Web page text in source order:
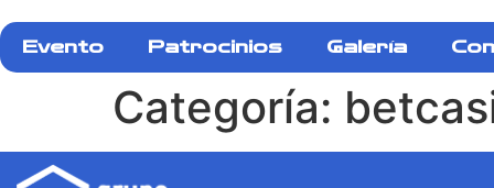
Evento Patrocinios Galería
Categoría: